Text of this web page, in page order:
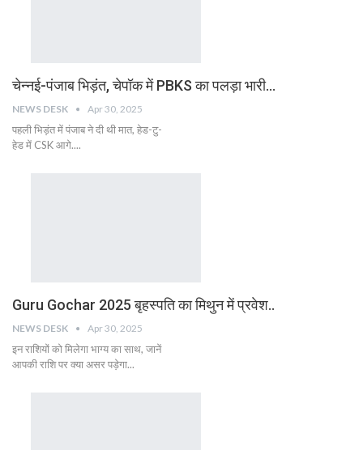
चेन्नई-पंजाब भिड़ंत, चेपॉक में PBKS का पलड़ा भारी…
NEWS DESK Apr 30, 2025
पहली भिड़ंत में पंजाब ने दी थी मात, हेड-टु-
हेड में CSK आगे....
Guru Gochar 2025 बृहस्पति का मिथुन में प्रवेश..
NEWS DESK Apr 30, 2025
इन राशियों को मिलेगा भाग्य का साथ, जानें
आपकी राशि पर क्या असर पड़ेगा...